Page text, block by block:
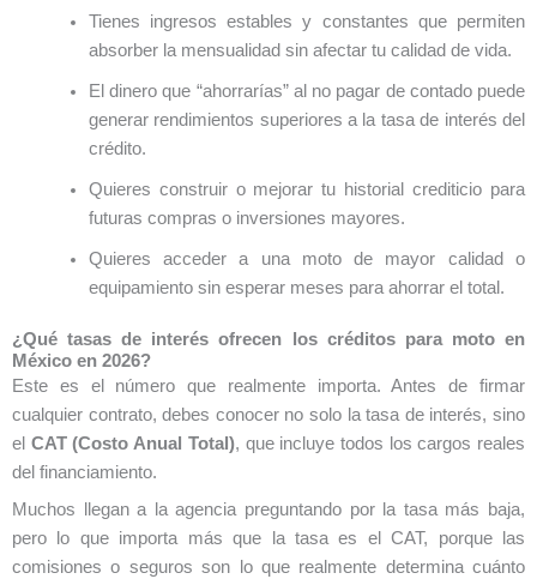
Tienes ingresos estables y constantes que permiten
absorber la mensualidad sin afectar tu calidad de vida.
El dinero que “ahorrarías” al no pagar de contado puede
generar rendimientos superiores a la tasa de interés del
crédito.
Quieres construir o mejorar tu historial crediticio para
futuras compras o inversiones mayores.
Quieres acceder a una moto de mayor calidad o
equipamiento sin esperar meses para ahorrar el total.
¿Qué tasas de interés ofrecen los créditos para moto en
México en 2026?
Este es el número que realmente importa. Antes de firmar
cualquier contrato, debes conocer no solo la tasa de interés, sino
el CAT (Costo Anual Total), que incluye todos los cargos reales
del financiamiento.
Muchos llegan a la agencia preguntando por la tasa más baja,
pero lo que importa más que la tasa es el CAT, porque las
comisiones o seguros son lo que realmente determina cuánto